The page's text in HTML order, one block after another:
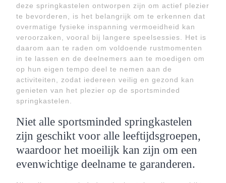
deze springkastelen ontworpen zijn om actief plezier
te bevorderen, is het belangrijk om te erkennen dat
overmatige fysieke inspanning vermoeidheid kan
veroorzaken, vooral bij langere speelsessies. Het is
daarom aan te raden om voldoende rustmomenten
in te lassen en de deelnemers aan te moedigen om
op hun eigen tempo deel te nemen aan de
activiteiten, zodat iedereen veilig en gezond kan
genieten van het plezier op de sportsminded
springkastelen.
Niet alle sportsminded springkastelen
zijn geschikt voor alle leeftijdsgroepen,
waardoor het moeilijk kan zijn om een
evenwichtige deelname te garanderen.